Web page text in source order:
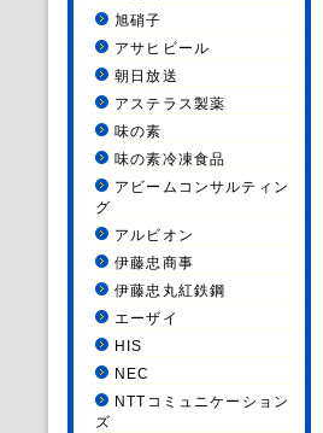
旭硝子
アサヒビール
朝日放送
アステラス製薬
味の素
味の素冷凍食品
アビームコンサルティン
グ
アルビオン
伊藤忠商事
伊藤忠丸紅鉄鋼
エーザイ
HIS
NEC
NTTコミュニケーション
ズ